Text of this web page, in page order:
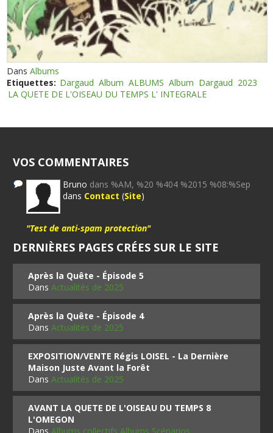
DansAlbums
Etiquettes: Dargaud Album ALBUMS Album Dargaud 2023
LA QUETE DE L'OISEAU DU TEMPS L' INTEGRALE
VOS COMMENTAIRES
Bruno dans %AM, %20 %404 %2015 %08:%Sep
dans Contact (Site)
"Test de anti-spam protection"
DERNIÈRES PAGES CRÉES SUR LE SITE
Après la Quête - Épisode 5
DansActualités de 2025
Après la Quête - Épisode 4
DansActualités de 2025
EXPOSITION/VENTE Régis LOISEL - La Dernière
Maison Juste Avant la Forêt
DansActualités de 2025
AVANT LA QUETE DE L'OISEAU DU TEMPS 8
L'OMEGON